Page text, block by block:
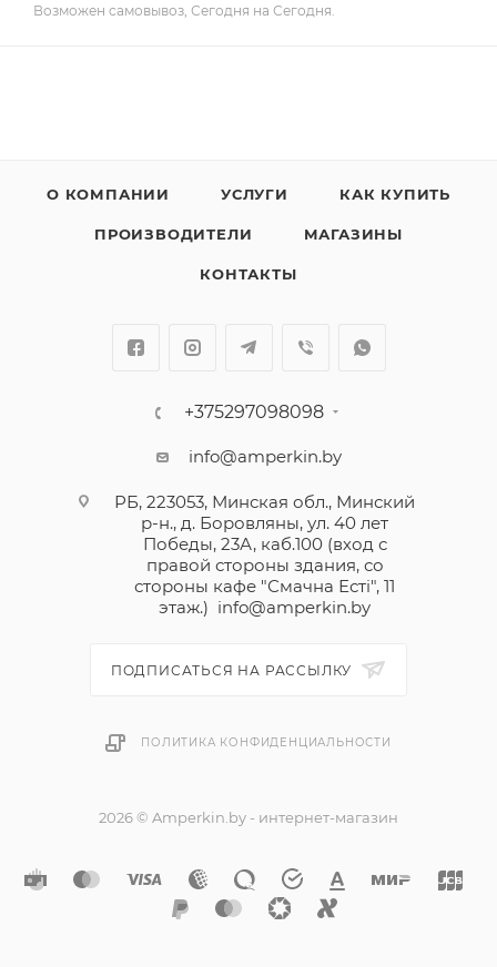
Возможен самовывоз, Сегодня на Сегодня.
О КОМПАНИИ УСЛУГИ КАК КУПИТЬ
ПРОИЗВОДИТЕЛИ МАГАЗИНЫ
КОНТАКТЫ
+375297098098
info@amperkin.by
РБ, 223053, Минская обл., Минский
р-н., д. Боровляны, ул. 40 лет
Победы, 23А, каб.100 (вход с
правой стороны здания, со
стороны кафе "Смачна Естi", 11
этаж.) info@amperkin.by
ПОДПИСАТЬСЯ НА РАССЫЛКУ
ПОЛИТИКА КОНФИДЕНЦИАЛЬНОСТИ
2026 © Amperkin.by - интернет-магазин